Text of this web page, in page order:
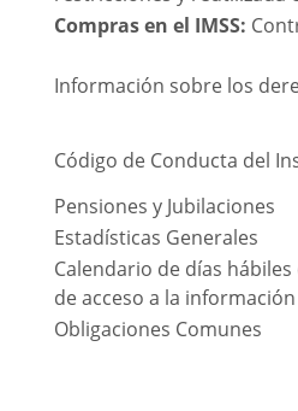
Compras en el IMSS:
Información sobre los
Código de Conducta del
Pensiones y Jubilaciones
Estadísticas Generales
Calendario de días
de acceso a la
Obligaciones Comunes